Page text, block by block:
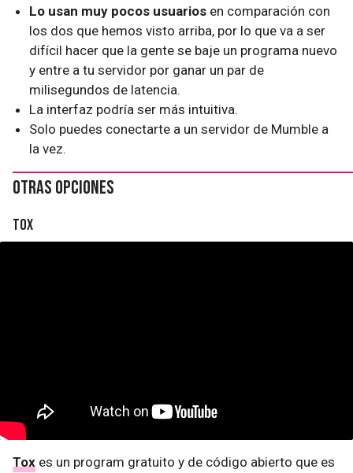
Lo usan muy pocos usuarios en comparación con
los dos que hemos visto arriba, por lo que va a ser
difícil hacer que la gente se baje un programa nuevo
y entre a tu servidor por ganar un par de
milisegundos de latencia.
La interfaz podría ser más intuitiva.
Solo puedes conectarte a un servidor de Mumble a
la vez.
Otras opciones
Tox
Tox es un program gratuito y de código abierto que es